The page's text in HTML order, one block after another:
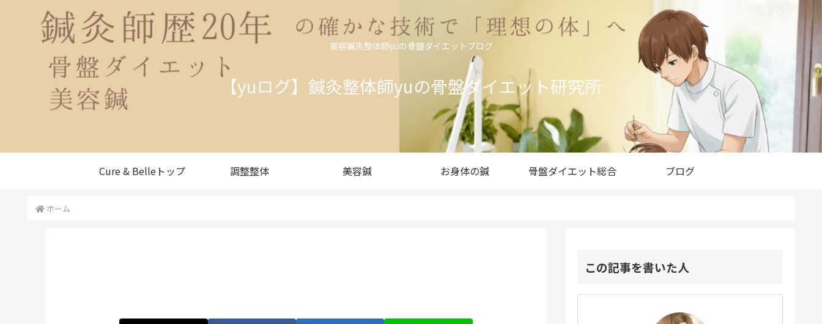
美容鍼灸整体師yuの骨盤ダイエットブログ
【yuログ】鍼灸整体師yuの骨盤ダイエット研究所
Cure & Belleトップ 調整整体 美容鍼 お身体の鍼 骨盤ダイエット総合 ブログ
ホーム
この記事を書いた人